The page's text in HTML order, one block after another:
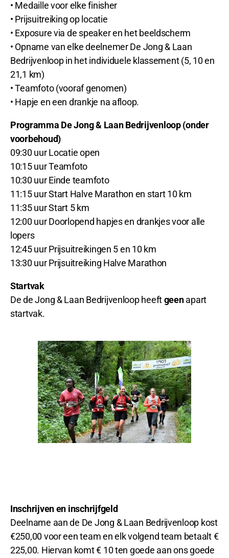
• Medaille voor elke finisher
• Prijsuitreiking op locatie
• Exposure via de speaker en het beeldscherm
• Opname van elke deelnemer De Jong & Laan
Bedrijvenloop in het individuele klassement (5, 10 en
21,1 km)
• Teamfoto (vooraf genomen)
• Hapje en een drankje na afloop.
Programma De Jong & Laan Bedrijvenloop (onder
voorbehoud)
09:30 uur Locatie open
10:15 uur Teamfoto
10:30 uur Einde teamfoto
11:15 uur Start Halve Marathon en start 10 km
11:35 uur Start 5 km
12:00 uur Doorlopend hapjes en drankjes voor alle
lopers
12:45 uur Prijsuitreikingen 5 en 10 km
13:30 uur Prijsuitreiking Halve Marathon
Startvak
De de Jong & Laan Bedrijvenloop heeftgeenapart
startvak.
Inschrijven en inschrijfgeld
Deelname aan de De Jong & Laan Bedrijvenloop kost
€250,00 voor een team en elk volgend team betaalt €
225,00. Hiervan komt € 10 ten goede aan ons goede